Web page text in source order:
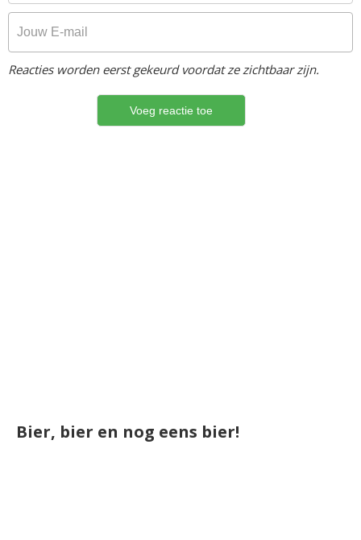
Reacties worden eerst gekeurd voordat ze zichtbaar zijn.
Bier, bier en nog eens bier!